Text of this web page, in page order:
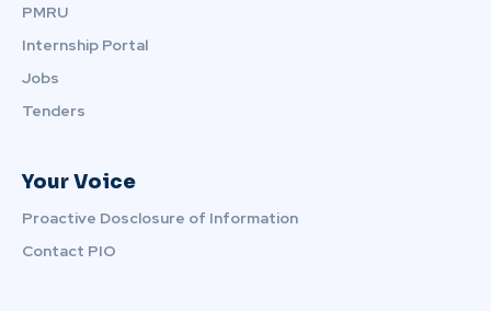
PMRU
Internship Portal
Jobs
Tenders
Your Voice
Proactive Dosclosure of Information
Contact PIO